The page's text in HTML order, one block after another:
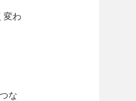
変わ
な